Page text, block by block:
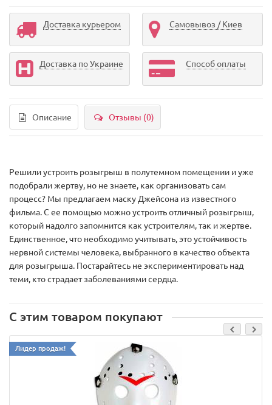
Доставка курьером Самовывоз / Киев
Доставка по Украине Способ оплаты
Описание Отзывы (0)
Решили устроить розыгрыш в полутемном помещении и уже
подобрали жертву, но не знаете, как организовать сам
процесс? Мы предлагаем маску Джейсона из известного
фильма. С ее помощью можно устроить отличный розыгрыш,
который надолго запомнится как устроителям, так и жертве.
Единственное, что необходимо учитывать, это устойчивость
нервной системы человека, выбранного в качество объекта
для розыгрыша. Постарайтесь не экспериментировать над
теми, кто страдает заболеваниями сердца.
С этим товаром покупают
Лидер продаж!